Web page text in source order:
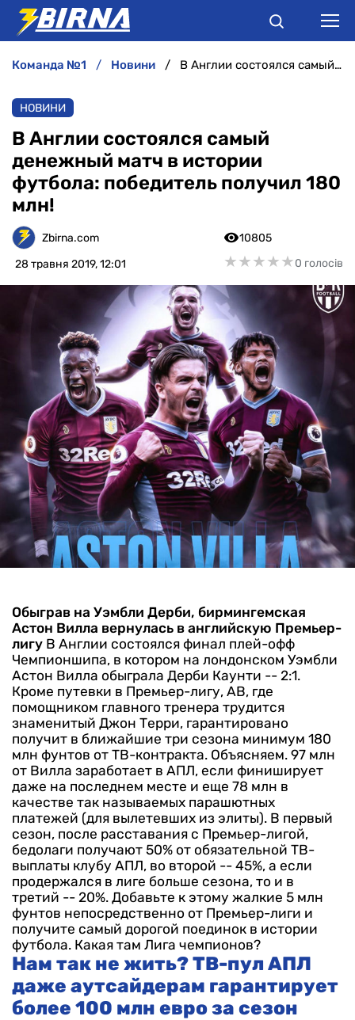
АНАЛІТИКА
ІНТЕРВ'Ю
РІЗНЕ
БУКМЕКЕРИ
команда №1 новини В Англии состоялся самый денежный матч в истории футбола: победитель получил 180 млн!
НОВИНИ
В Англии состоялся самый
денежный матч в истории
футбола: победитель получил 180
млн!
Zbirna.com
28 травня 2019, 12:01
10805
★★★★★
★★★★★0 голосів
Обыграв на Уэмбли Дерби, бирмингемская
Астон Вилла вернулась в английскую Премьер-
лигу В Англии состоялся финал плей-офф
Чемпионшипа, в котором на лондонском Уэмбли
Астон Вилла обыграла Дерби Каунти -- 2:1.
Кроме путевки в Премьер-лигу, АВ, где
помощником главного тренера трудится
знаменитый Джон Терри, гарантировано
получит в ближайшие три сезона минимум 180
млн фунтов от ТВ-контракта. Объясняем. 97 млн
от Вилла заработает в АПЛ, если финиширует
даже на последнем месте и еще 78 млн в
качестве так называемых парашютных
платежей (для вылетевших из элиты). В первый
сезон, после расставания с Премьер-лигой,
бедолаги получают 50% от обязательной ТВ-
выплаты клубу АПЛ, во второй -- 45%, а если
продержался в лиге больше сезона, то и в
третий -- 20%. Добавьте к этому жалкие 5 млн
фунтов непосредственно от Премьер-лиги и
получите самый дорогой поединок в истории
футбола. Какая там Лига чемпионов?
Нам так не жить? ТВ-пул АПЛ
даже аутсайдерам гарантирует
более 100 млн евро за сезон